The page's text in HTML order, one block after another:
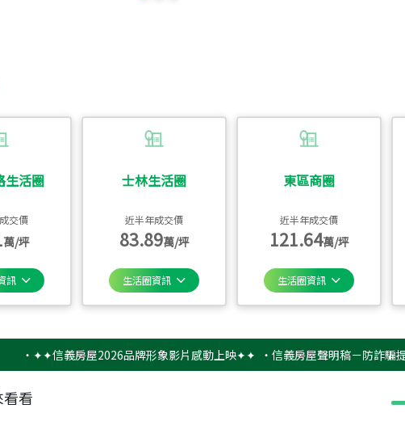
生活圈
交價
萬/坪
訊
士林生活圈
近半年成交價
83.89萬/坪
生活圈資訊
東區商圈
近半年成交價
121.64萬/坪
生活圈資訊
✦✦信義房屋2026品牌形象影片感動上映✦✦ ‧信義房屋聲明稿－防詐騙提醒 ‧
看